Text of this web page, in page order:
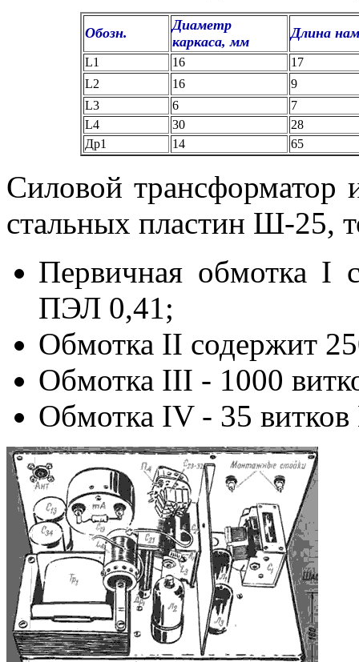
Обозн.
Диаметр
каркаса, мм
Длина
L1 16
17
L2
16
9
L3
6
7
L4
30
28
Др1
14 65
Силовой трансформатор
стальных пластин Ш-25,
Первичная обмотка I
ПЭЛ 0,41;
Обмотка II содержит
Обмотка III - 1000
Обмотка IV - 35